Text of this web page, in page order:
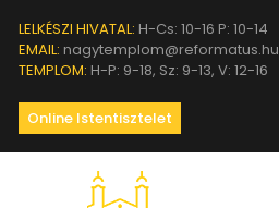
LELKÉSZI HIVATAL: H-Cs: 10-16 P: 10-14
EMAIL: nagytemplom@reformatus.hu
TEMPLOM: H-P: 9-18, Sz: 9-13, V: 12-16
Online Istentisztelet